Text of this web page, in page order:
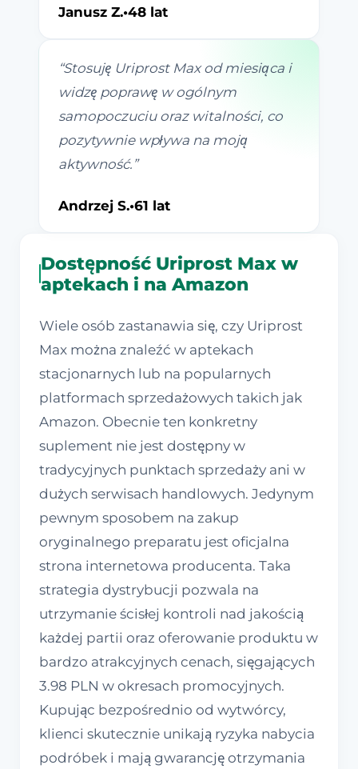
Janusz Z.•48 lat
“Stosuję Uriprost Max od miesiąca i
widzę poprawę w ogólnym
samopoczuciu oraz witalności, co
pozytywnie wpływa na moją
aktywność. ”
Andrzej S.•61 lat
Dostępność Uriprost Max w
aptekach i na Amazon
Wiele osób zastanawia się, czy Uriprost
Max można znaleźć w aptekach
stacjonarnych lub na popularnych
platformach sprzedażowych takich jak
Amazon. Obecnie ten konkretny
suplement nie jest dostępny w
tradycyjnych punktach sprzedaży ani w
dużych serwisach handlowych. Jedynym
pewnym sposobem na zakup
oryginalnego preparatu jest oficjalna
strona internetowa producenta. Taka
strategia dystrybucji pozwala na
utrzymanie ścisłej kontroli nad jakością
każdej partii oraz oferowanie produktu w
bardzo atrakcyjnych cenach, sięgających
3.98 PLN w okresach promocyjnych.
Kupując bezpośrednio od wytwórcy,
klienci skutecznie unikają ryzyka nabycia
podróbek i mają gwarancję otrzymania